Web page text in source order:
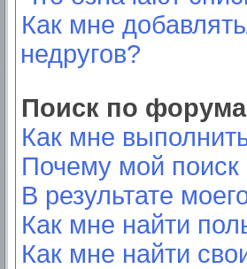
Как мне
недругов?
Поиск по
Как мне
Почему мой поиск
В результате
Как мне найти
Как мне найти